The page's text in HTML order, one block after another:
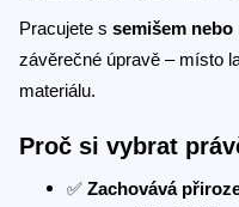
Pracujete s semišem nebo
závěrečné úpravě – místo
materiálu.
Proč si vybrat
✅ Zachovává